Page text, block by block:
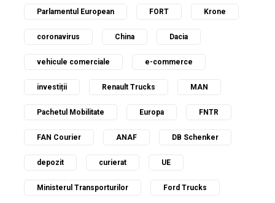
Parlamentul European FORT Krone
coronavirus China Dacia
vehicule comerciale e-commerce
investiții Renault Trucks MAN
Pachetul Mobilitate Europa FNTR
FAN Courier ANAF DB Schenker
depozit curierat UE
Ministerul Transporturilor Ford Trucks